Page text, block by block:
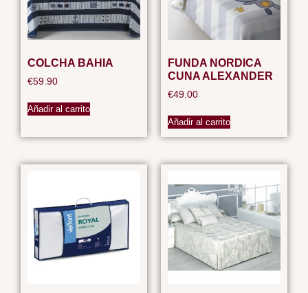
COLCHA BAHIA
€59.90
Añadir al carrito
FUNDA NORDICA
CUNA ALEXANDER
€49.00
Añadir al carrito